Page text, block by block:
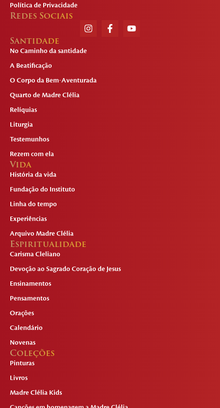
Política de Privacidade
Redes Sociais
Santidade
No Caminho da santidade
A Beatificação
O Corpo da Bem-Aventurada
Quarto de Madre Clélia
Relíquias
Liturgia
Testemunhos
Rezem com ela
Vida
História da vida
Fundação do Instituto
Linha do tempo
Experiências
Arquivo Madre Clélia
Espiritualidade
Carisma Cleliano
Devoção ao Sagrado Coração de Jesus
Ensinamentos
Pensamentos
Orações
Calendário
Novenas
Coleções
Pinturas
Livros
Madre Clélia Kids